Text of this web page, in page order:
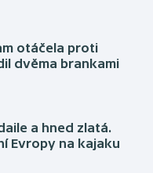
otáčela proti
dvěma brankami
a hned zlatá.
Evropy na kajaku